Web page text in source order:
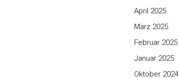
April 2025
März 2025
Februar 2025
Januar 2025
Oktober 2024